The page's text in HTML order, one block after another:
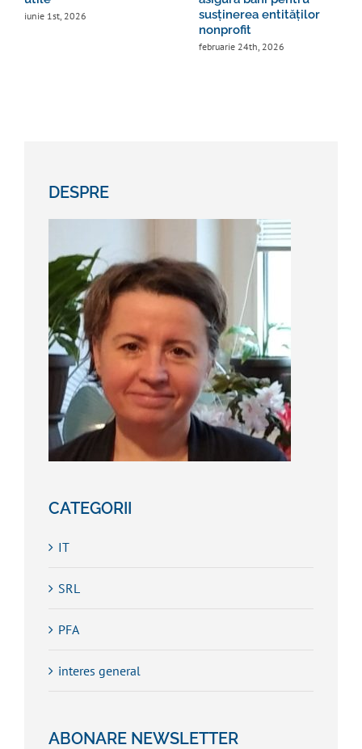
iunie 1st, 2026
susținerea entităților
nonprofit
februarie 24th, 2026
DESPRE
CATEGORII
IT
SRL
PFA
interes general
ABONARE NEWSLETTER